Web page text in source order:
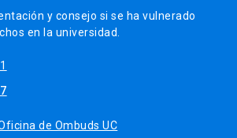
y consejo si se ha vulnerado
en la universidad.
de Ombuds UC